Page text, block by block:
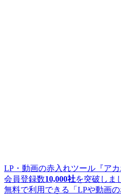
LP・動画の赤入れツール『ア
会員登録数10,000社を突破しま
無料で利用できる「LPや動画